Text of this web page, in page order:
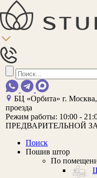
БЦ «Орбита»г.
проезда
Режим работы: 10:00 -
ПРЕДВАРИТЕЛЬНОЙ
Поиск
Пошив штор
По